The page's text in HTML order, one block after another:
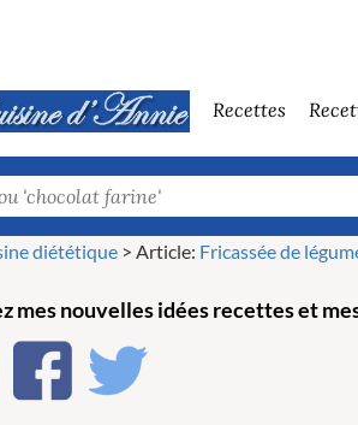
Recettes
diététique > Article: Fricassée de
mes nouvelles idées recettes et